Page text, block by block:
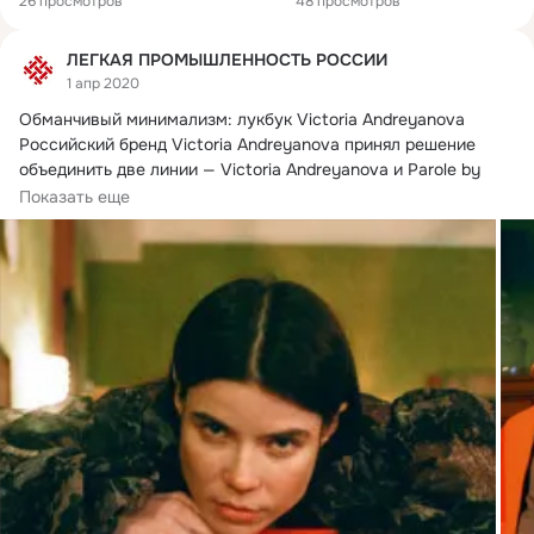
ЛЕГКАЯ ПРОМЫШЛЕННОСТЬ РОССИИ
1 апр 2020
Обманчивый минимализм: лукбук Victoria Andreyanova
Российский бренд Victoria Andreyanovа принял решение
объединить две линии — Victoria Andreyanova и Parole by
Victoria Andreyanova — под одним именем.
Показать еще